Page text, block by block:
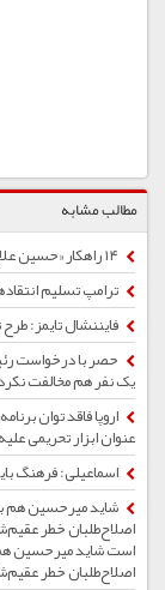
مطالب مشابه
ترامپ تسلیم
فایننشال تایمز:
حصر با درخواست
یک نفر هم مخالفت
اروپا فاقد توان
عنوان ابزار تحریمی
اسماعیلی: فرهنگ‌
شاید میرحسین هم
اصلاح‌طلبان خطر
است شاید میرحسین
اصلاح‌طلبان خطر